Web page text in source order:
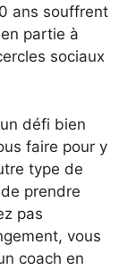
ans souffrent
partie à
sociaux
défi bien
faire pour y
type de
prendre
pas
vous
coach en